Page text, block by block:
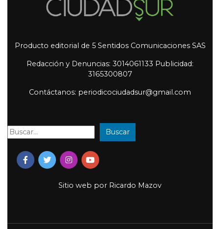
Producto editorial de 5 Sentidos Comunicaciones SAS
Redacción y Denuncias: 3014061133 Publicidad:
3165300807
Contáctanos: periodicociudadsur@gmail.com
Buscar: Buscar
Sitio web por Ricardo Mazov